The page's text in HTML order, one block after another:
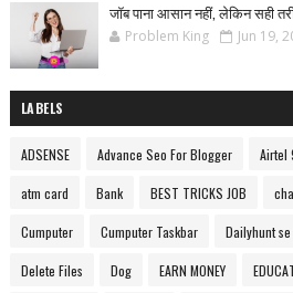
जॉब पाना आसान नहीं, लेकिन सही
Problem King Jun 19,
LABELS
ADSENSE Advance Seo For Blogger Airtel
atm card Bank BEST TRICKS JOB
Cumputer Cumputer Taskbar Dailyhunt
Delete Files Dog EARN MONEY